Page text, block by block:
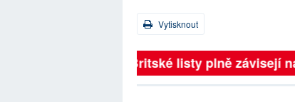
Vytisknout
Britské listy plně závisejí